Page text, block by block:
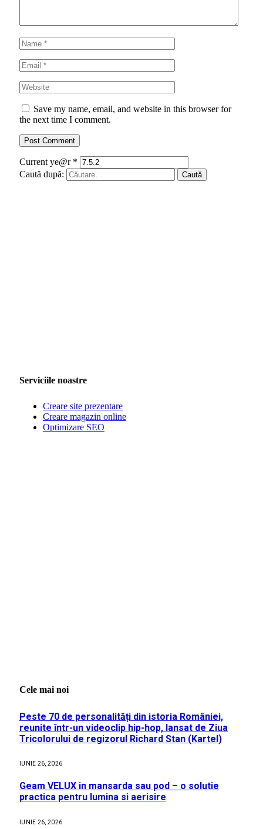
Save my name, email, and website in this browser for
the next time I comment.
Current ye@r *
Caută după:
Serviciile noastre
Creare site prezentare
Creare magazin online
Optimizare SEO
Cele mai noi
Peste 70 de personalități din istoria României,
reunite într-un videoclip hip-hop, lansat de Ziua
Tricolorului de regizorul Richard Stan (Kartel)
IUNIE 26, 2026
Geam VELUX in mansarda sau pod – o solutie
practica pentru lumina si aerisire
IUNIE 26, 2026